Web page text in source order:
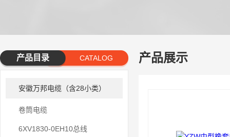
产品目录 CATALOG
安徽万邦电缆（含28小类）
卷筒电缆
6XV1830-0EH10总线
产品展示